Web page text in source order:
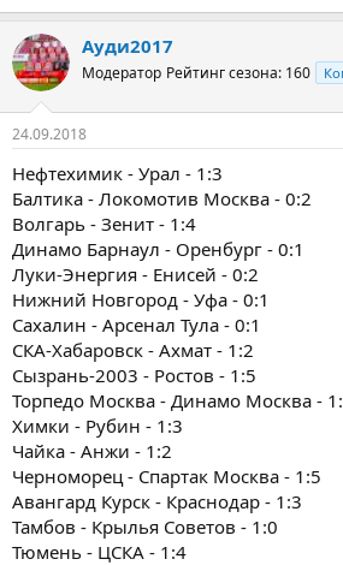
Ауди2017
Модератор Рейтинг сезона: 160
24.09.2018
Нефтехимик - Урал - 1:3
Балтика - Локомотив Москва - 0:2
Волгарь - Зенит - 1:4
Динамо Барнаул - Оренбург - 0:1
Луки-Энергия - Енисей - 0:2
Нижний Новгород - Уфа - 0:1
Сахалин - Арсенал Тула - 0:1
СКА-Хабаровск - Ахмат - 1:2
Сызрань-2003 - Ростов - 1:5
Торпедо Москва - Динамо Москва -
Химки - Рубин - 1:3
Чайка - Анжи - 1:2
Черноморец - Спартак Москва - 1:5
Авангард Курск - Краснодар - 1:3
Тамбов - Крылья Советов - 1:0
Тюмень - ЦСКА - 1:4